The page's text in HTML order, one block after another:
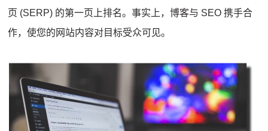
页 (SERP) 的第一页上排名。事实上，博客与 SEO 携手合
作，使您的网站内容对目标受众可见。